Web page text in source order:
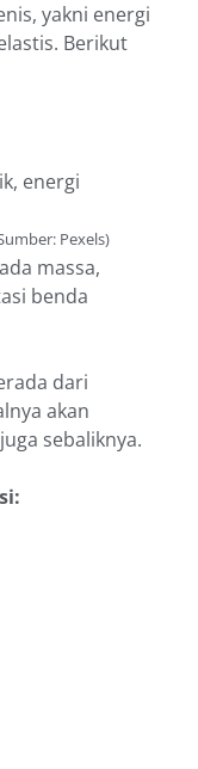
yakni energi
Berikut
Pexels)
massa,
benda
dari
akan
sebaliknya.